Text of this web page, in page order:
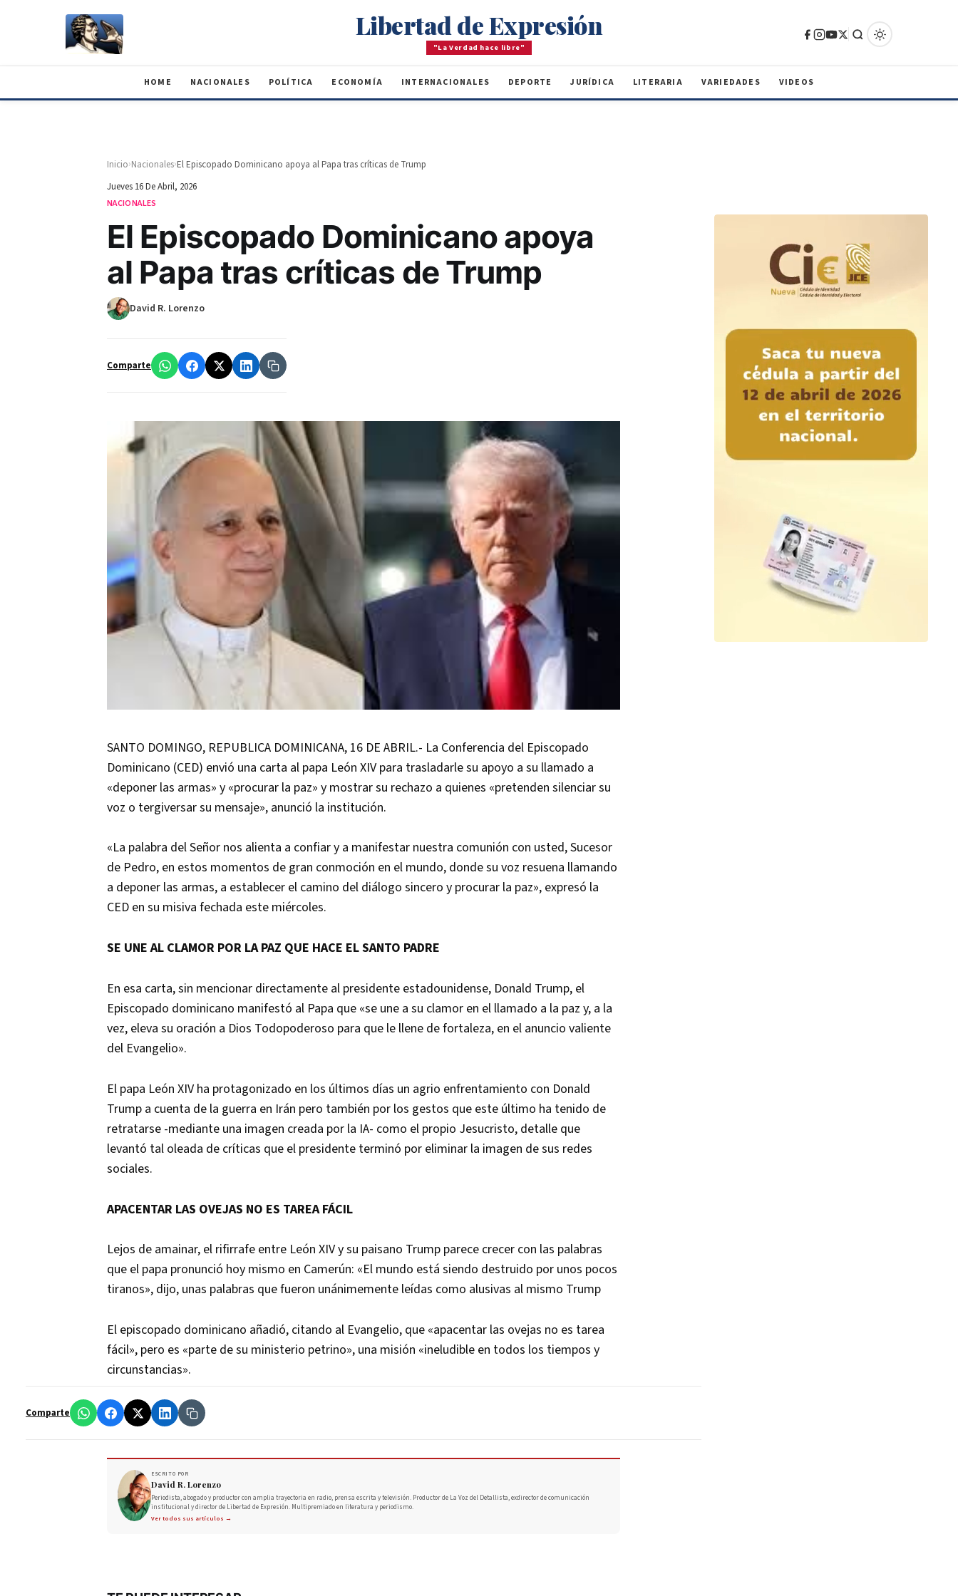
Libertad de Expresión
"La Verdad hace libre"
HOME NACIONALES POLÍTICA ECONOMÍA INTERNACIONALES DEPORTE JURÍDICA LITERARIA VARIEDADES VIDEOS
Inicio›Nacionales›El Episcopado Dominicano apoya al Papa tras críticas de Trump
Jueves 16 De Abril, 2026
NACIONALES
El Episcopado Dominicano apoya
al Papa tras críticas de Trump
David R. Lorenzo
Comparte
SANTO DOMINGO, REPUBLICA DOMINICANA, 16 DE ABRIL.- La Conferencia del Episcopado
Dominicano (CED) envió una carta al papa León XIV para trasladarle su apoyo a su llamado a
«deponer las armas» y «procurar la paz» y mostrar su rechazo a quienes «pretenden silenciar su
voz o tergiversar su mensaje», anunció la institución.
«La palabra del Señor nos alienta a confiar y a manifestar nuestra comunión con usted, Sucesor
de Pedro, en estos momentos de gran conmoción en el mundo, donde su voz resuena llamando
a deponer las armas, a establecer el camino del diálogo sincero y procurar la paz», expresó la
CED en su misiva fechada este miércoles.
SE UNE AL CLAMOR POR LA PAZ QUE HACE EL SANTO PADRE
En esa carta, sin mencionar directamente al presidente estadounidense, Donald Trump, el
Episcopado dominicano manifestó al Papa que «se une a su clamor en el llamado a la paz y, a la
vez, eleva su oración a Dios Todopoderoso para que le llene de fortaleza, en el anuncio valiente
del Evangelio».
El papa León XIV ha protagonizado en los últimos días un agrio enfrentamiento con Donald
Trump a cuenta de la guerra en Irán pero también por los gestos que este último ha tenido de
retratarse -mediante una imagen creada por la IA- como el propio Jesucristo, detalle que
levantó tal oleada de críticas que el presidente terminó por eliminar la imagen de sus redes
sociales.
APACENTAR LAS OVEJAS NO ES TAREA FÁCIL
Lejos de amainar, el rifirrafe entre León XIV y su paisano Trump parece crecer con las palabras
que el papa pronunció hoy mismo en Camerún: «El mundo está siendo destruido por unos pocos
tiranos», dijo, unas palabras que fueron unánimemente leídas como alusivas al mismo Trump
El episcopado dominicano añadió, citando al Evangelio, que «apacentar las ovejas no es tarea
fácil», pero es «parte de su ministerio petrino», una misión «ineludible en todos los tiempos y
circunstancias».
Comparte
ESCRITO POR
David R. Lorenzo
Periodista, abogado y productor con amplia trayectoria en radio, prensa escrita y televisión. Productor de La Voz del Detallista, exdirector de comunicación
institucional y director de Libertad de Expresión. Multipremiado en literatura y periodismo.
Ver todos sus artículos →